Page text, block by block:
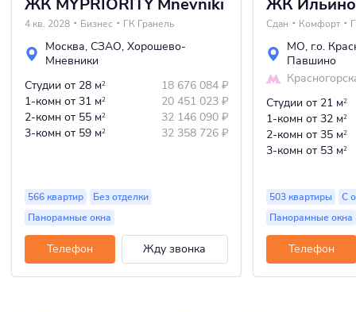
4 кв. 2028 Бизнес ГК Гранель
Москва, СЗАО, Хорошево-
Мневники
Студии от 28 м2 18 676 084 ₽
1-комн от 31 м2 20 451 023 ₽
2-комн от 55 м2 32 146 090 ₽
3-комн от 59 м2 32 358 726 ₽
566 квартир
Без отделки
Панорамные окна
Телефон Жду звонка
Сдан Комфорт
МО, г.о.
Павшино
Студии от 21 м2
1-комн от 32 м2
2-комн от 35 м2
3-комн от 53 м2
503 квартиры
С
Панорамные окна
Телефон